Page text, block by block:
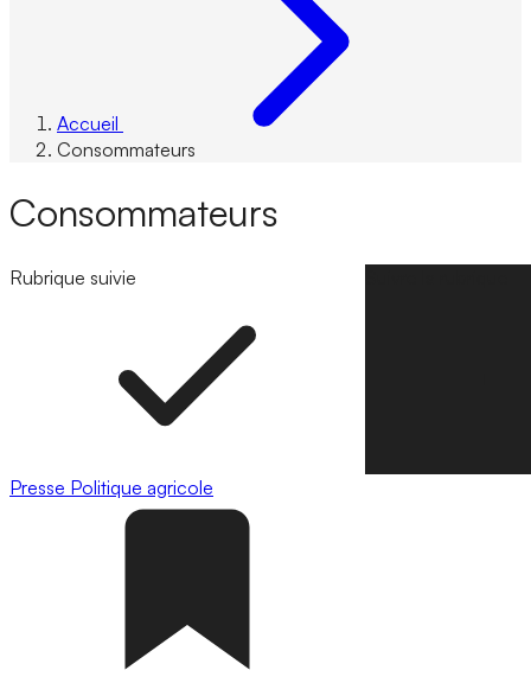
Accueil
Consommateurs
Consommateurs
Rubrique suivie
Presse Politique agricole